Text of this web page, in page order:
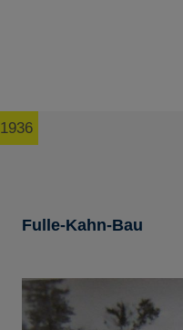
Fulle-Kahn-Bau
1936